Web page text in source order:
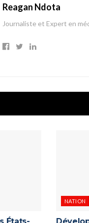
Reagan Ndota
Journaliste et Expert en
NATION